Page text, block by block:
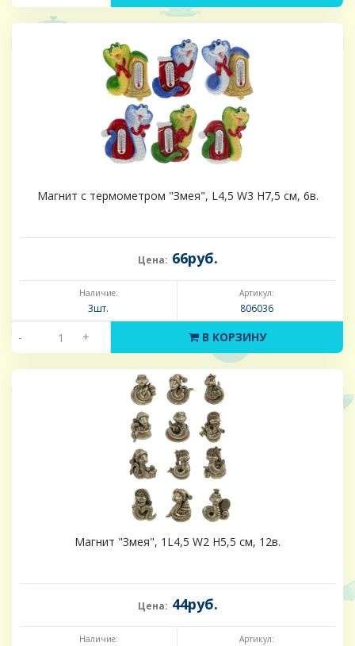
Магнит с термометром "Змея", L4,5 W3 H7,5 см, 6в.
Цена: 66руб.
Наличие:
3шт.
Артикул:
806036
- + В КОРЗИНУ
Магнит "Змея", 1L4,5 W2 H5,5 см, 12в.
Цена: 44руб.
Наличие: Артикул: